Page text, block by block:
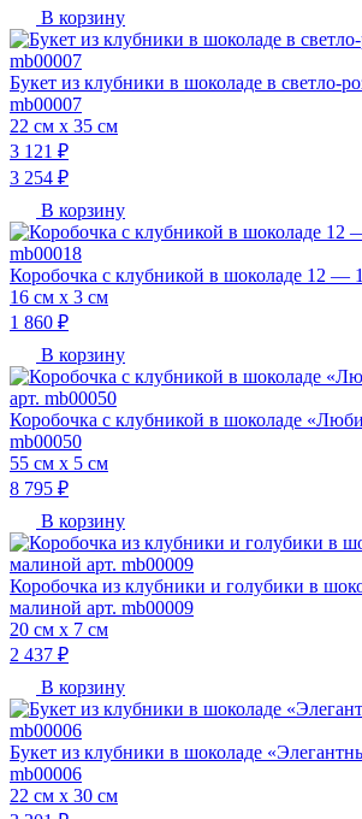
В корзину
Букет из клубники в шоколаде в светло-
mb00007
22 см х 35 см
3 121 ₽
3 254 ₽
В корзину
Коробочка с клубникой в шоколаде 12 —
16 см х 3 см
1 860 ₽
В корзину
Коробочка с клубникой в шоколаде
mb00050
55 см х 5 см
8 795 ₽
В корзину
Коробочка из клубники и голубики в
малиной арт. mb00009
20 см х 7 см
2 437 ₽
В корзину
Букет из клубники в шоколаде
mb00006
22 см х 30 см